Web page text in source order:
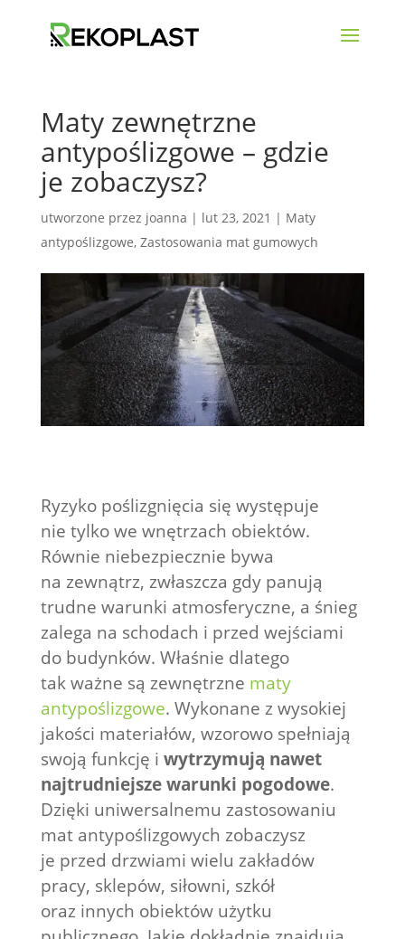
Maty zewnętrzne
antypoślizgowe – gdzie
je zobaczysz?
utworzone przez joanna | lut 23, 2021 | Maty
antypoślizgowe, Zastosowania mat gumowych
Ryzyko poślizgnięcia się występuje
nie tylko we wnętrzach obiektów.
Równie niebezpiecznie bywa
na zewnątrz, zwłaszcza gdy panują
trudne warunki atmosferyczne, a śnieg
zalega na schodach i przed wejściami
do budynków. Właśnie dlatego
tak ważne są zewnętrzne maty
antypoślizgowe. Wykonane z wysokiej
jakości materiałów, wzorowo spełniają
swoją funkcję i wytrzymują nawet
najtrudniejsze warunki pogodowe.
Dzięki uniwersalnemu zastosowaniu
mat antypoślizgowych zobaczysz
je przed drzwiami wielu zakładów
pracy, sklepów, siłowni, szkół
oraz innych obiektów użytku